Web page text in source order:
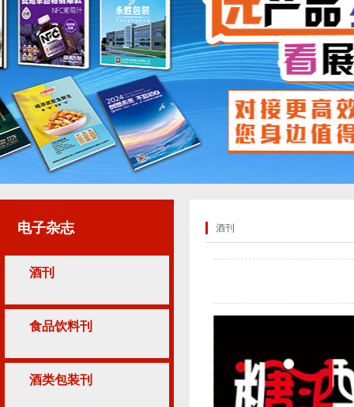
电子杂志
酒刊
食品饮料刊
酒类包装刊
酒刊